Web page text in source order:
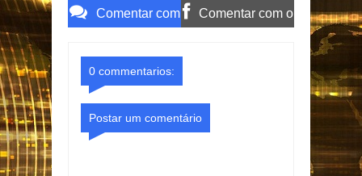
Comentar com Comentar com o
0 commentarios:
Postar um comentário